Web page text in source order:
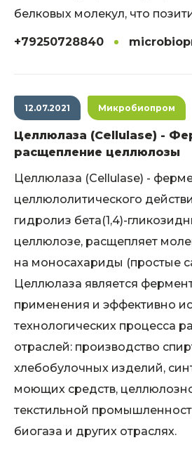
белковых молекул, что
+79250728840
12.07.2021 Микробиопром
Целлюлаза (Cellulase) -
расщепление целлюлозы
Целлюлаза (Cellulase) -
целлюлолитического
гидролиз бета(1,4)-
целлюлозе, расщепляет
на моносахариды (простые
Целлюлаза является
применения и эффективно
технологических процесса
отраслей: производство
хлебобулочных изделий,
моющих средств,
текстильной
биогаза и других отраслях.